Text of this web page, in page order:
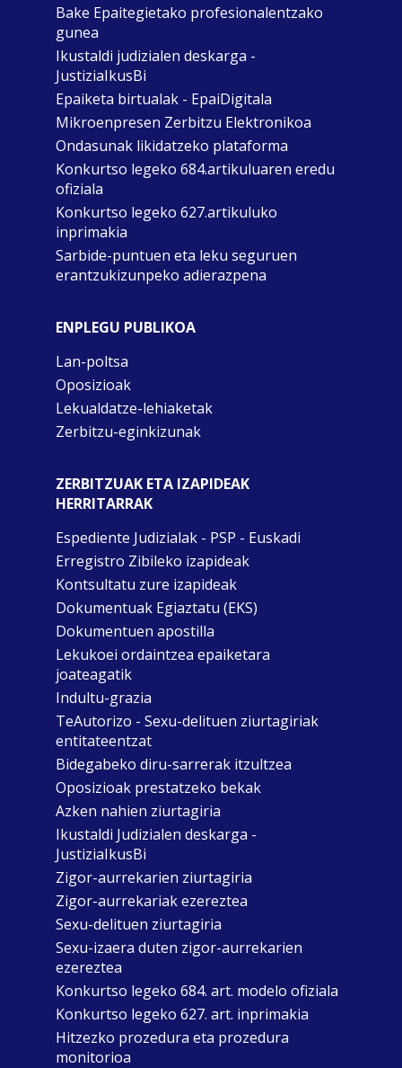
Bake Epaitegietako profesionalentzako
gunea
Ikustaldi judizialen deskarga -
JustiziaIkusBi
Epaiketa birtualak - EpaiDigitala
Mikroenpresen Zerbitzu Elektronikoa
Ondasunak likidatzeko plataforma
Konkurtso legeko 684.artikuluaren eredu
ofiziala
Konkurtso legeko 627.artikuluko
inprimakia
Sarbide-puntuen eta leku seguruen
erantzukizunpeko adierazpena
ENPLEGU PUBLIKOA
Lan-poltsa
Oposizioak
Lekualdatze-lehiaketak
Zerbitzu-eginkizunak
ZERBITZUAK ETA IZAPIDEAK
HERRITARRAK
Espediente Judizialak - PSP - Euskadi
Erregistro Zibileko izapideak
Kontsultatu zure izapideak
Dokumentuak Egiaztatu (EKS)
Dokumentuen apostilla
Lekukoei ordaintzea epaiketara
joateagatik
Indultu-grazia
TeAutorizo - Sexu-delituen ziurtagiriak
entitateentzat
Bidegabeko diru-sarrerak itzultzea
Oposizioak prestatzeko bekak
Azken nahien ziurtagiria
Ikustaldi Judizialen deskarga -
JustiziaIkusBi
Zigor-aurrekarien ziurtagiria
Zigor-aurrekariak ezereztea
Sexu-delituen ziurtagiria
Sexu-izaera duten zigor-aurrekarien
ezereztea
Konkurtso legeko 684. art. modelo ofiziala
Konkurtso legeko 627. art. inprimakia
Hitzezko prozedura eta prozedura
monitorioa